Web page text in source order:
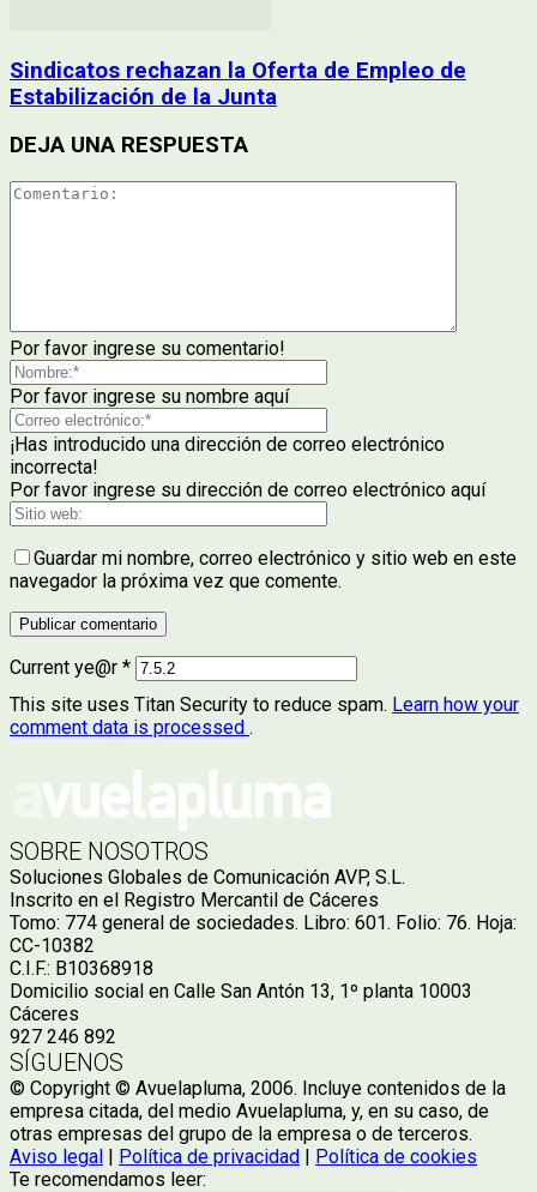
Sindicatos rechazan la Oferta de Empleo de
Estabilización de la Junta
DEJA UNA RESPUESTA
Por favor ingrese su comentario!
Por favor ingrese su nombre aquí
¡Has introducido una dirección de correo electrónico
incorrecta!
Por favor ingrese su dirección de correo electrónico aquí
Guardar mi nombre, correo electrónico y sitio web en este
navegador la próxima vez que comente.
Current ye@r *
This site uses Titan Security to reduce spam. Learn how your
comment data is processed .
SOBRE NOSOTROS
Soluciones Globales de Comunicación AVP, S.L.
Inscrito en el Registro Mercantil de Cáceres
Tomo: 774 general de sociedades. Libro: 601. Folio: 76. Hoja:
CC-10382
C.I.F.: B10368918
Domicilio social en Calle San Antón 13, 1º planta 10003
Cáceres
927 246 892
SÍGUENOS
© Copyright © Avuelapluma, 2006. Incluye contenidos de la
empresa citada, del medio Avuelapluma, y, en su caso, de
otras empresas del grupo de la empresa o de terceros.
Aviso legal | Política de privacidad | Política de cookies
Te recomendamos leer: